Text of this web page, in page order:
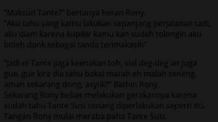
“Maksud Tante?” bertanya heran Rony.
“Aku tahu yang kamu lakukan sepanjang perjalanan tadi,
aku diam karena kupikir kamu kan sudah tolongin aku
boleh donk sebagai tanda terimakasih”
“Jadi ni Tante juga keenakan toh, sial deg-deg an juga
gue, gue kira dia tahu bakal marah eh malah seneng,
aman sekarang dong, asyiik?” Bathin Rony.
Sekarang Rony bebas melakukan gerakannya karena
sudah tahu Tante Susi senang diperlakukan seperti itu.
Tangan Rony mulai meraba paha Tante Susi.